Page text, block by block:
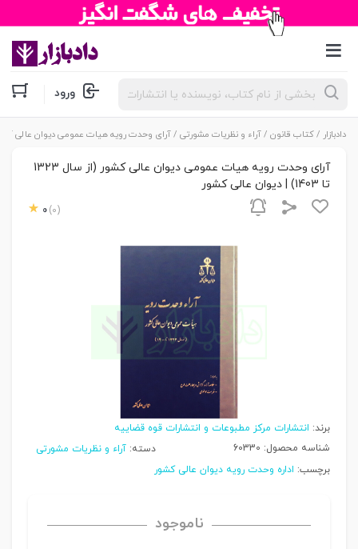
جستجوی
محصولات ورود
دادبازار /کتاب قانون /آراء و نظریات مشورتی / آرای وحدت رویه هیات عمومی دیوان عالی کشور (از سال 1323 تا 1403) |
آرای وحدت رویه هیات عمومی دیوان عالی کشور (از سال 1323
تا 1403) | دیوان عالی کشور
0 (0)
برند: انتشارات مرکز مطبوعات و انتشارات قوه قضاییه
شناسه محصول: 60330 دسته: آراء و نظریات مشورتی
برچسب: اداره وحدت رویه دیوان عالی کشور
ناموجود